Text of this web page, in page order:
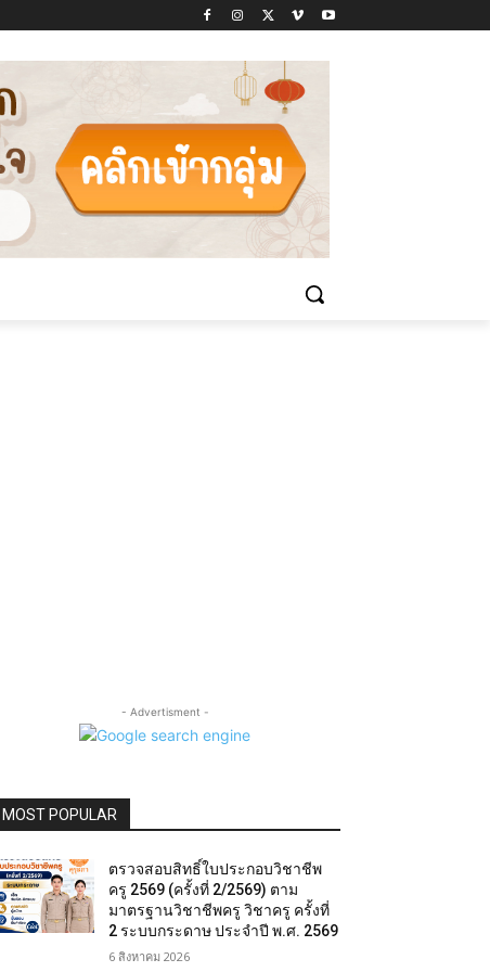
- Advertisment -
MOST POPULAR
ตรวจสอบสิทธิ์ใบประกอบวิชาชีพ
ครู 2569 (ครั้งที่ 2/2569) ตาม
มาตรฐานวิชาชีพครู วิชาครู ครั้งที่
2 ระบบกระดาษ ประจำปี พ.ศ. 2569
6 สิงหาคม 2026